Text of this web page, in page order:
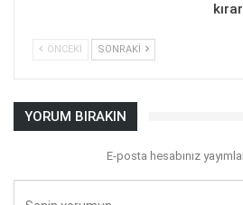
ÖNCEKI SONRAKI
YORUM BIRAKIN
E-posta hesabınız